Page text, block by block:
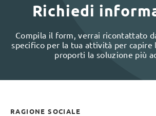
Richiedi
Compila il form, verrai ricontattato
specifico per la tua attività per capire
proporti la soluzione più
RAGIONE SOCIALE